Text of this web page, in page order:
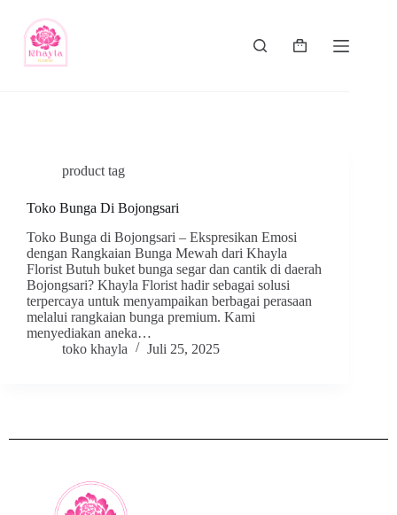
product tag
Toko Bunga Di Bojongsari
Toko Bunga di Bojongsari – Ekspresikan Emosi
dengan Rangkaian Bunga Mewah dari Khayla
Florist Butuh buket bunga segar dan cantik di daerah
Bojongsari? Khayla Florist hadir sebagai solusi
terpercaya untuk menyampaikan berbagai perasaan
melalui rangkaian bunga premium. Kami
menyediakan aneka…
toko khayla
Juli 25, 2025